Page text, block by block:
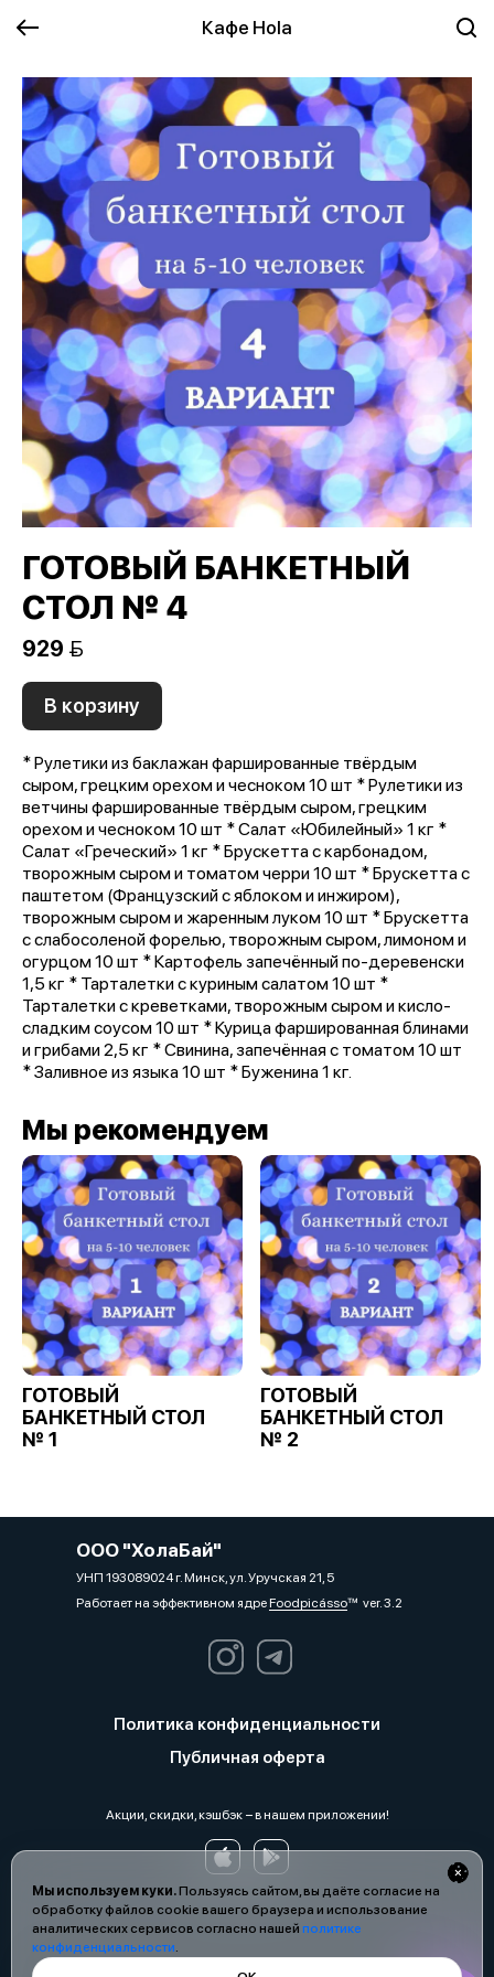
Кафе Hola
Мы используем куки.Пользуясь сайтом, вы даёте согласие на
обработку файлов cookie вашего браузера и использование
аналитических сервисов согласно нашей политике
конфиденциальности.
ГОТОВЫЙ БАНКЕТНЫЙ
СТОЛ № 4
929 
В корзину
* Рулетики из баклажан фаршированные твёрдым
сыром, грецким орехом и чесноком 10 шт * Рулетики из
ветчины фаршированные твёрдым сыром, грецким
орехом и чесноком 10 шт * Салат «Юбилейный» 1 кг *
Салат «Греческий» 1 кг * Брускетта с карбонадом,
творожным сыром и томатом черри 10 шт * Брускетта с
паштетом (Французский с яблоком и инжиром),
творожным сыром и жаренным луком 10 шт * Брускетта
с слабосоленой форелью, творожным сыром, лимоном и
огурцом 10 шт * Картофель запечённый по-деревенски
1,5 кг * Тарталетки с куриным салатом 10 шт *
Тарталетки с креветками, творожным сыром и кисло-
сладким соусом 10 шт * Курица фаршированная блинами
и грибами 2,5 кг * Свинина, запечённая с томатом 10 шт
* Заливное из языка 10 шт * Буженина 1 кг.
Мы рекомендуем
ГОТОВЫЙ
БАНКЕТНЫЙ СТОЛ
№ 1
ГОТОВЫЙ
БАНКЕТНЫЙ СТОЛ
№ 2
ООО "ХолаБай"
УНП 193089024 г. Минск, ул. Уручская 21, 5
Работает на эффективном ядреFoodpicássover. 3.2
Политика конфиденциальности
Публичная оферта
Акции, скидки, кэшбэк − в нашем приложении!